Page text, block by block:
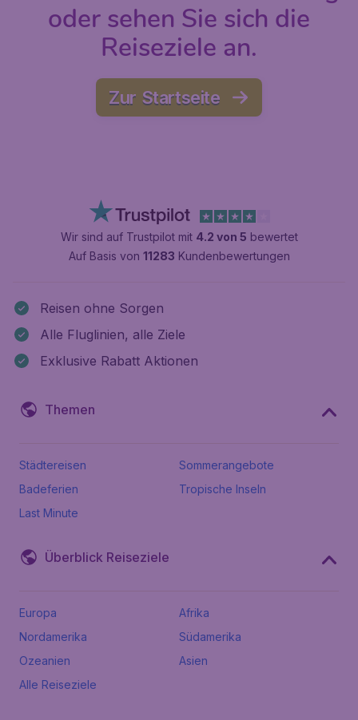
oder sehen Sie sich die
Reiseziele an.
Zur Startseite
Wir sind auf Trustpilot mit 4.2 von 5 bewertet
Auf Basis von 11283 Kundenbewertungen
Reisen ohne Sorgen
Alle Fluglinien, alle Ziele
Exklusive Rabatt Aktionen
Themen
Städtereisen
Sommerangebote
Badeferien
Tropische Inseln
Last Minute
Überblick Reiseziele
Europa
Afrika
Nordamerika
Südamerika
Ozeanien
Asien
Alle Reiseziele